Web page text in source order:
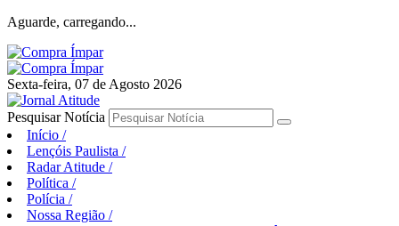
Aguarde, carregando...
Sexta-feira, 07 de Agosto 2026
Pesquisar Notícia
Início /
Lençóis Paulista /
Radar Atitude /
Política /
Polícia /
Nossa Região /